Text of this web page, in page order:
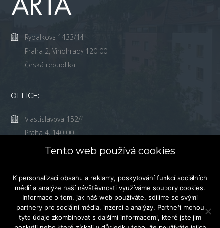
Rybalkova 1433/14
Praha 2, Vinohrady 120 00
Česká republika
OFFICE:
Vlastislavova 152/4
Praha 4, 140 00
Česká Republika
info@prague-lofts.cz
Tento web používá cookies
K personalizaci obsahu a reklamy, poskytování funkcí sociálních
médií a analýze naší návštěvnosti využíváme soubory cookies.
Informace o tom, jak náš web používáte, sdílíme se svými
partnery pro sociální média, inzerci a analýzy. Partneři mohou
tyto údaje zkombinovat s dalšími informacemi, které jste jim